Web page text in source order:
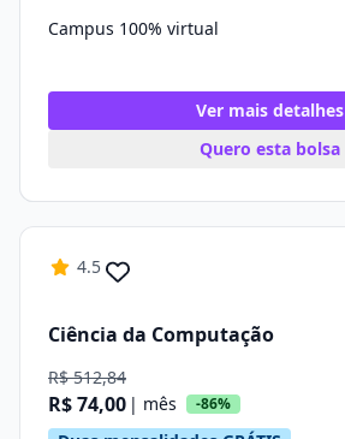
Campus 100% virtual
Ver mais detalhes
Quero esta bolsa
4.5
Ciência da Computação
R$ 512,84
R$ 74,00 | mês -86%